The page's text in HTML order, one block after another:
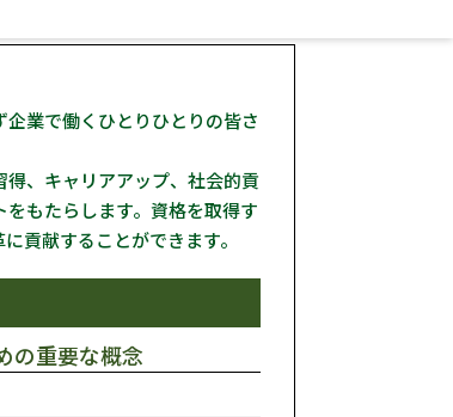
業で働くひとりひとりの皆さ
、キャリアアップ、社会的貢
もたらします。資格を取得す
貢献することができます。
の重要な概念